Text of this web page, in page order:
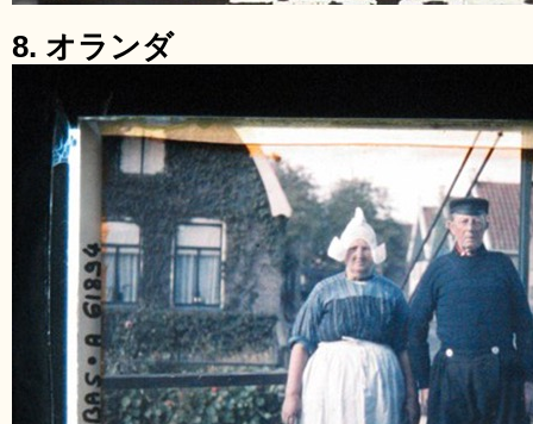
8. オランダ